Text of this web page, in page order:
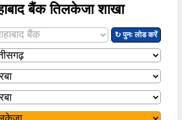
बैंक तिलकेजा शाखा
↻ पुनः लोड करें